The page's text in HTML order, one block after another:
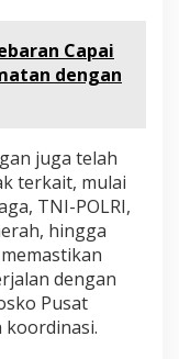
Capai
dengan
juga telah
terkait, mulai
TNI-POLRI,
hingga
dengan
Pusat
koordinasi.